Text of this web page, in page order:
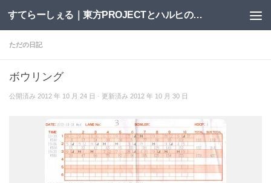
コンテンツへスキップ すてらーしぇる｜東方PROJECTとハルヒの二次創作サイト
ただの日記
ボウリング
公開済み 2012 年 10 月 24 日 · 更新済み 2012 年 10 月 30 日